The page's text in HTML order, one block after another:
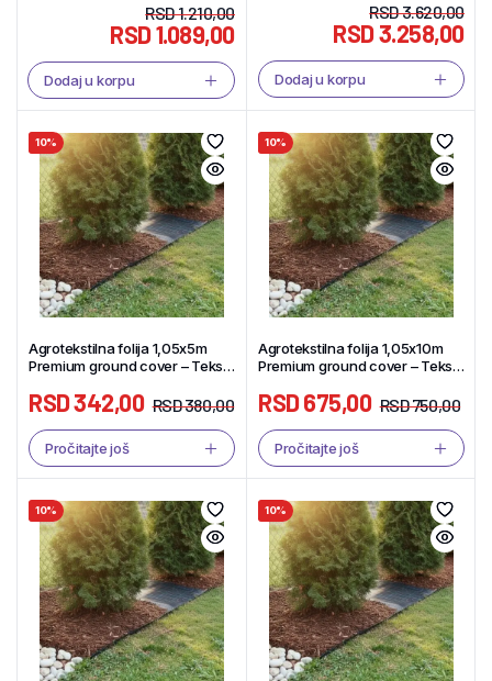
RSD1.210,00
RSD1.089,00
Dodaj u korpu
RSD3.620,00
RSD3.258,00
Dodaj u korpu
10%
Agrotekstilna folija 1,05x5m
Premium ground cover – Tekstil
RSD380,00
RSD342,00
Pročitajte još
10%
Agrotekstilna folija 1,05x10m
Premium ground cover – Tekstil
RSD750,00
RSD675,00
Pročitajte još
10% 10%